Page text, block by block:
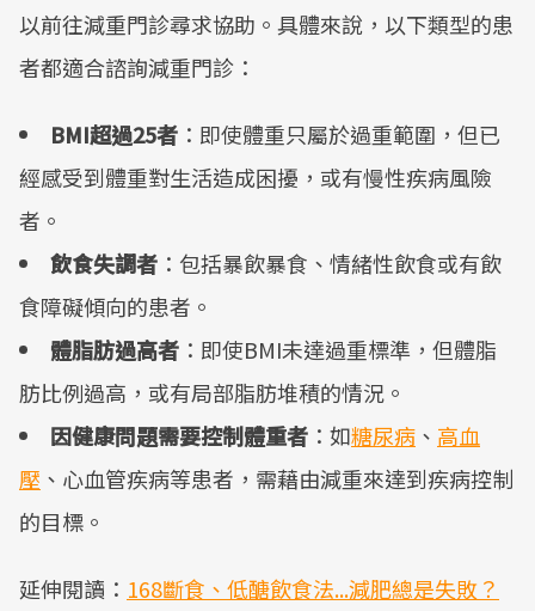
以前往減重門診尋求協助。具體來說，以下類型的患
者都適合諮詢減重門診：
BMI超過25者 ：即使體重只屬於過重範圍，但已
經感受到體重對生活造成困擾，或有慢性疾病風險
者。
飲食失調者 ：包括暴飲暴食、情緒性飲食或有飲
食障礙傾向的患者。
體脂肪過高者 ：即使BMI未達過重標準，但體脂
肪比例過高，或有局部脂肪堆積的情況。
因健康問題需要控制體重者 ：如糖尿病 、 高血
壓 、心血管疾病等患者，需藉由減重來達到疾病控制
的目標。
延伸閱讀： 168斷食、低醣飲食法...減肥總是失敗？